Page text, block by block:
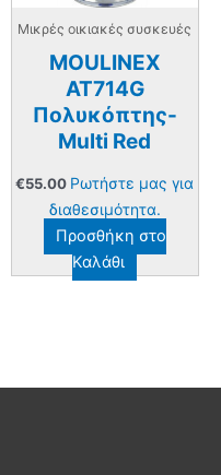
Μικρές οικιακές συσκευές
MOULINEX
AT714G
Πολυκόπτης-
Multi Red
€55.00 Ρωτήστε μας για
διαθεσιμότητα.
Προσθήκη στο
Καλάθι